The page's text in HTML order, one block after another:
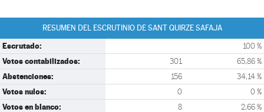
RESUMEN DEL ESCRUTINIO DE SANT QUIRZE SAFAJA
Escrutado: 100 %
Votos contabilizados: 301 65,86 %
Abstenciones: 156 34,14 %
Votos nulos: 0 0 %
Votos en blanco: 8 2,66 %